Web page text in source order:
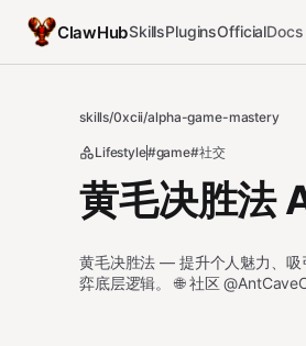
ClawHubSkillsPluginsOfficialDocs
skills/0xcii/alpha-game-mastery
Lifestyle#game#社交
黄毛决胜法
黄毛决胜法 — 提升个人魅力、吸
弈底层逻辑。 🌐 社区